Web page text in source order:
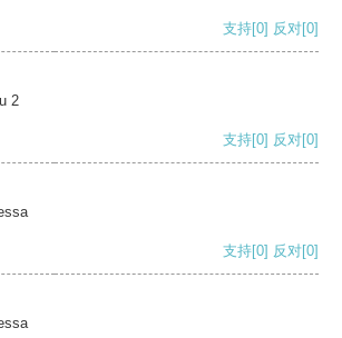
支持[0] 反对[0]
2
支持[0] 反对[0]
支持[0] 反对[0]